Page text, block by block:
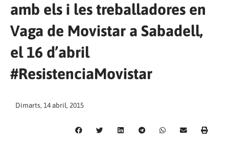
amb els i les treballadores en
Vaga de Movistar a Sabadell,
el 16 d’abril
#ResistenciaMovistar
Dimarts, 14 abril, 2015